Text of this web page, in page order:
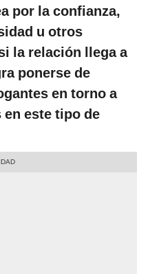
por la confianza,
u otros
la relación llega a
ponerse de
en torno a
este tipo de